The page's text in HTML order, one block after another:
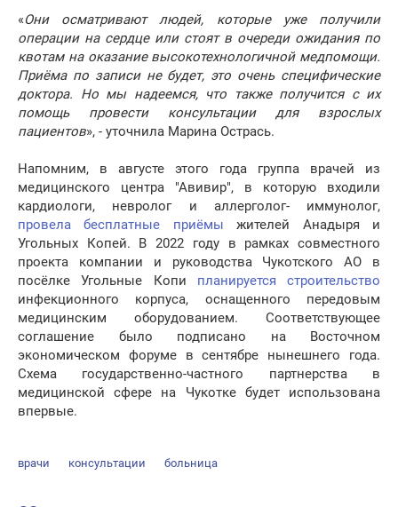
«Они осматривают людей, которые уже получили
операции на сердце или стоят в очереди ожидания по
квотам на оказание высокотехнологичной медпомощи.
Приёма по записи не будет, это очень специфические
доктора. Но мы надеемся, что также получится с их
помощь провести консультации для взрослых
пациентов», - уточнила Марина Острась.
Напомним, в августе этого года группа врачей из
медицинского центра "Авивир", в которую входили
кардиологи, невролог и аллерголог- иммунолог,
провела бесплатные приёмы жителей Анадыря и
Угольных Копей. В 2022 году в рамках совместного
проекта компании и руководства Чукотского АО в
посёлке Угольные Копи планируется строительство
инфекционного корпуса, оснащенного передовым
медицинским оборудованием. Соответствующее
соглашение было подписано на Восточном
экономическом форуме в сентябре нынешнего года.
Схема государственно-частного партнерства в
медицинской сфере на Чукотке будет использована
впервые.
врачи консультации больница